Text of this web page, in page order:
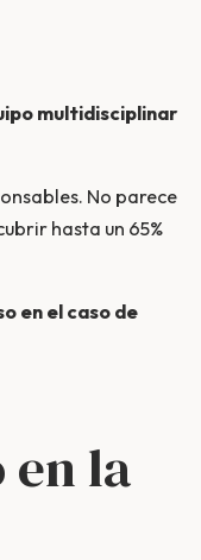
multidisciplinar
No parece
hasta un 65%
en el caso de
en la